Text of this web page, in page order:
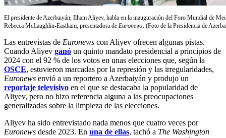
El presidente de Azerbaiyán, Ilham Aliyev, habla en la inauguración del Foro Mundial de
Rebecca McLaughlin-Eastham, presentadora de Euronews. (Foto de la Presidencia de
Las entrevistas de Euronews con Aliyev ofrecen algunas pistas.
Cuando Aliyev ganó un quinto mandato presidencial a principios de
2024 con el 92 % de los votos en unas elecciones que, según la
OSCE, estuvieron marcadas por la represión y las irregularidades,
Euronews envió a un reportero a Azerbaiyán y produjo un
reportaje televisivo en el que se destacaba la popularidad de
Aliyev, pero no hizo referencia alguna a las preocupaciones
generalizadas sobre la limpieza de las elecciones.
Aliyev ha sido entrevistado nada menos que cuatro veces por
Euronews desde 2023. En una de ellas, tachó a The Washington